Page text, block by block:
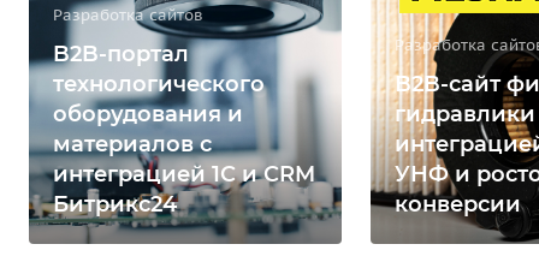
Разработка сайтов
B2B-портал
технологического
оборудования и
материалов с
интеграцией 1С и CRM
Битрикс24
Разработка
B2B-сайт
гидравлики
УНФ и
конверсии